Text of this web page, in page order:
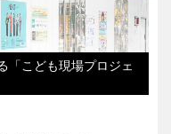
「こども現場プロジェ